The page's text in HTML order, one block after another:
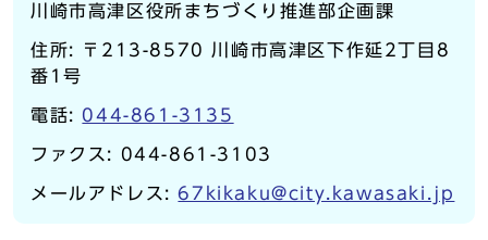
川崎市高津区役所まちづくり推進部企画課
住所: 〒213-8570 川崎市高津区下作延2丁目8
番1号
電話: 044-861-3135
ファクス: 044-861-3103
メールアドレス:67kikaku@city.kawasaki.jp